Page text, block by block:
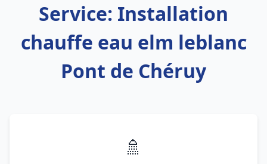
Service: Installation
chauffe eau elm leblanc
Pont de Chéruy
🚿